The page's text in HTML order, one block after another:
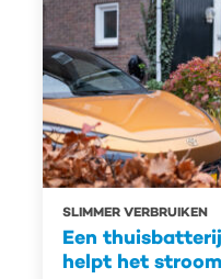
SLIMMER VERBRUIKEN
Een
helpt het